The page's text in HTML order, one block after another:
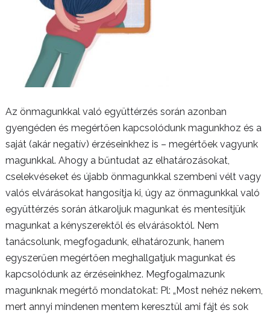
Az önmagunkkal való együttérzés során azonban
gyengéden és megértően kapcsolódunk magunkhoz és a
saját (akár negatív) érzéseinkhez is – megértőek vagyunk
magunkkal. Ahogy a bűntudat az elhatározásokat,
cselekvéseket és újabb önmagunkkal szembeni vélt vagy
valós elvárásokat hangosítja ki, úgy az önmagunkkal való
együttérzés során átkaroljuk magunkat és mentesítjük
magunkat a kényszerektől és elvárásoktól. Nem
tanácsolunk, megfogadunk, elhatározunk, hanem
egyszerűen megértően meghallgatjuk magunkat és
kapcsolódunk az érzéseinkhez. Megfogalmazunk
magunknak megértő mondatokat: Pl: „Most nehéz nekem,
mert annyi mindenen mentem keresztül ami fájt és sok